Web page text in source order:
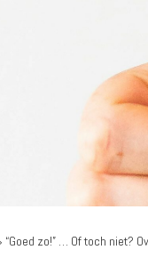
“Goed zo!” … Of toch niet?